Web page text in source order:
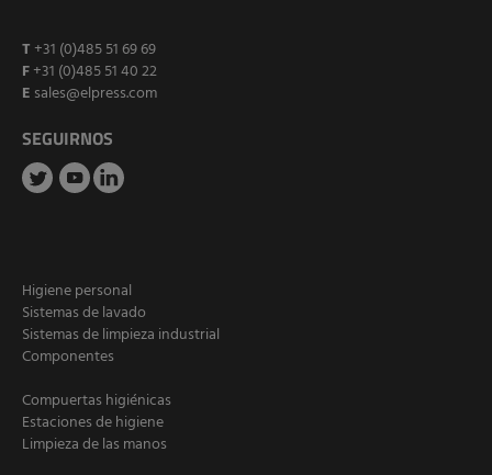
T +31 (0)485 51 69 69
F+31 (0)485 51 40 22
E sales@elpress.com
SEGUIRNOS
Higiene personal
Sistemas de lavado
Sistemas de limpieza industrial
Componentes
Compuertas higiénicas
Estaciones de higiene
Limpieza de las manos